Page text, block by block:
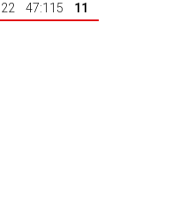
22 47:115 11